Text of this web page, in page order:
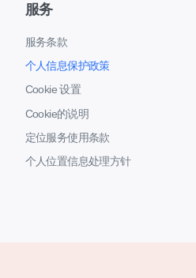
服务
服务条款
个人信息保护政策
Cookie 设置
Cookie的说明
定位服务使用条款
个人位置信息处理方针